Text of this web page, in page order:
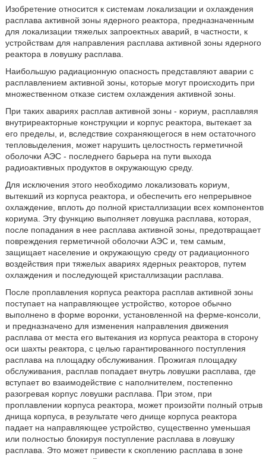
Изобретение относится к системам локализации и охлаждения
расплава активной зоны ядерного реактора, предназначенным
для локализации тяжелых запроектных аварий, в частности, к
устройствам для направления расплава активной зоны ядерного
реактора в ловушку расплава.
Наибольшую радиационную опасность представляют аварии с
расплавлением активной зоны, которые могут происходить при
множественном отказе систем охлаждения активной зоны.
При таких авариях расплав активной зоны - кориум, расплавляя
внутриреакторные конструкции и корпус реактора, вытекает за
его пределы, и, вследствие сохраняющегося в нем остаточного
тепловыделения, может нарушить целостность герметичной
оболочки АЭС - последнего барьера на пути выхода
радиоактивных продуктов в окружающую среду.
Для исключения этого необходимо локализовать кориум,
вытекший из корпуса реактора, и обеспечить его непрерывное
охлаждение, вплоть до полной кристаллизации всех компонентов
кориума. Эту функцию выполняет ловушка расплава, которая,
после попадания в нее расплава активной зоны, предотвращает
повреждения герметичной оболочки АЭС и, тем самым,
защищает население и окружающую среду от радиационного
воздействия при тяжелых авариях ядерных реакторов, путем
охлаждения и последующей кристаллизации расплава.
После проплавления корпуса реактора расплав активной зоны
поступает на направляющее устройство, которое обычно
выполнено в форме воронки, установленной на ферме-консоли,
и предназначено для изменения направления движения
расплава от места его вытекания из корпуса реактора в сторону
оси шахты реактора, с целью гарантированного поступления
расплава на площадку обслуживания. Прожигая площадку
обслуживания, расплав попадает внутрь ловушки расплава, где
вступает во взаимодействие с наполнителем, постепенно
разогревая корпус ловушки расплава. При этом, при
проплавлении корпуса реактора, может произойти полный отрыв
днища корпуса, в результате чего днище корпуса реактора
падает на направляющее устройство, существенно уменьшая
или полностью блокируя поступление расплава в ловушку
расплава. Это может привести к скоплению расплава в зоне